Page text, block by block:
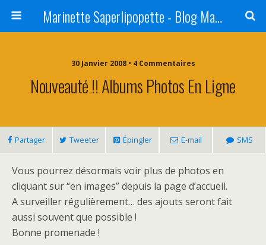
Marinette Saperlipopette - Blog Maman Angers Lifestyle - Ex Expat Montréal
30 Janvier 2008 • 4 Commentaires
Nouveauté !! Albums Photos En Ligne
Partager Tweeter Épingler E-mail SMS
Vous pourrez désormais voir plus de photos en
cliquant sur “en images” depuis la page d’accueil.
A surveiller régulièrement… des ajouts seront fait
aussi souvent que possible !
Bonne promenade !